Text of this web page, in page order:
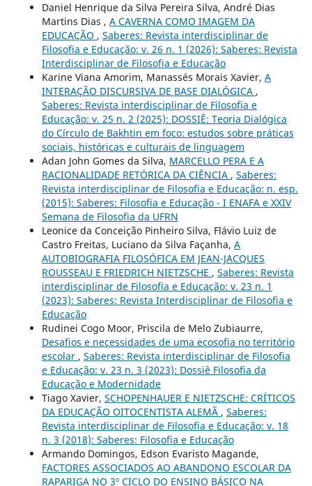
Daniel Henrique da Silva Pereira Silva, André Dias
Martins Dias , A CAVERNA COMO IMAGEM DA
EDUCAÇÃO , Saberes: Revista interdisciplinar de
Filosofia e Educação: v. 26 n. 1 (2026): Saberes: Revista
Interdisciplinar de Filosofia e Educação
Karine Viana Amorim, Manassés Morais Xavier, A
INTERAÇÃO DISCURSIVA DE BASE DIALÓGICA ,
Saberes: Revista interdisciplinar de Filosofia e
Educação: v. 25 n. 2 (2025): DOSSIÊ: Teoria Dialógica
do Círculo de Bakhtin em foco: estudos sobre práticas
sociais, históricas e culturais de linguagem
Adan John Gomes da Silva, MARCELLO PERA E A
RACIONALIDADE RETÓRICA DA CIÊNCIA , Saberes:
Revista interdisciplinar de Filosofia e Educação: n. esp.
(2015): Saberes: Filosofia e Educação - I ENAFA e XXIV
Semana de Filosofia da UFRN
Leonice da Conceição Pinheiro Silva, Flávio Luiz de
Castro Freitas, Luciano da Silva Façanha, A
AUTOBIOGRAFIA FILOSÓFICA EM JEAN-JACQUES
ROUSSEAU E FRIEDRICH NIETZSCHE , Saberes: Revista
interdisciplinar de Filosofia e Educação: v. 23 n. 1
(2023): Saberes: Revista Interdisciplinar de Filosofia e
Educação
Rudinei Cogo Moor, Priscila de Melo Zubiaurre,
Desafios e necessidades de uma ecosofia no território
escolar , Saberes: Revista interdisciplinar de Filosofia
e Educação: v. 23 n. 3 (2023): Dossiê Filosofia da
Educação e Modernidade
Tiago Xavier, SCHOPENHAUER E NIETZSCHE: CRÍTICOS
DA EDUCAÇÃO OITOCENTISTA ALEMÃ , Saberes:
Revista interdisciplinar de Filosofia e Educação: v. 18
n. 3 (2018): Saberes: Filosofia e Educação
Armando Domingos, Edson Evaristo Magande,
FACTORES ASSOCIADOS AO ABANDONO ESCOLAR DA
RAPARIGA NO 3º CICLO DO ENSINO BÁSICO NA